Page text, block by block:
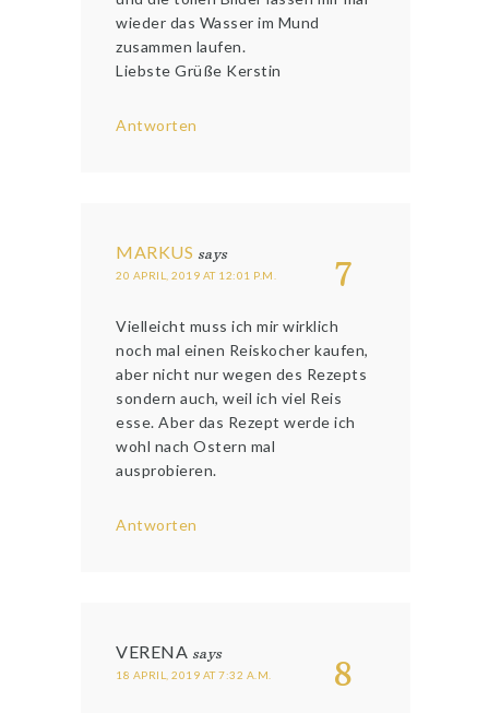
wieder das Wasser im Mund
zusammen laufen.
Liebste Grüße Kerstin
Antworten
7
MARKUS says
20 APRIL, 2019 AT 12:01 P.M.
Vielleicht muss ich mir wirklich
noch mal einen Reiskocher kaufen,
aber nicht nur wegen des Rezepts
sondern auch, weil ich viel Reis
esse. Aber das Rezept werde ich
wohl nach Ostern mal
ausprobieren.
Antworten
8
VERENA says
18 APRIL, 2019 AT 7:32 A.M.